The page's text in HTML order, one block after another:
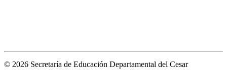
© 2026 Secretaría de Educación Departamental del Cesar